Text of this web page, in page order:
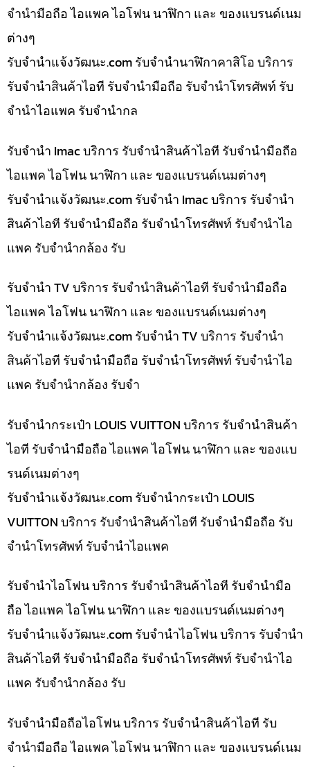
จำนำมือถือ ไอแพค ไอโฟน นาฬิกา และ ของแบรนด์เนม
ต่างๆ
รับจํานําแจ้งวัฒนะ.com รับจำนำนาฬิกาคาสิโอ บริการ
รับจำนำสินค้าไอที รับจำนำมือถือ รับจำนำโทรศัพท์ รับ
จำนำไอแพค รับจำนำกล
รับจำนำ Imac บริการ รับจำนำสินค้าไอที รับจำนำมือถือ
ไอแพค ไอโฟน นาฬิกา และ ของแบรนด์เนมต่างๆ
รับจํานําแจ้งวัฒนะ.com รับจำนำ Imac บริการ รับจำนำ
สินค้าไอที รับจำนำมือถือ รับจำนำโทรศัพท์ รับจำนำไอ
แพค รับจำนำกล้อง รับ
รับจำนำ TV บริการ รับจำนำสินค้าไอที รับจำนำมือถือ
ไอแพค ไอโฟน นาฬิกา และ ของแบรนด์เนมต่างๆ
รับจํานําแจ้งวัฒนะ.com รับจำนำ TV บริการ รับจำนำ
สินค้าไอที รับจำนำมือถือ รับจำนำโทรศัพท์ รับจำนำไอ
แพค รับจำนำกล้อง รับจำ
รับจำนำกระเป๋า LOUIS VUITTON บริการ รับจำนำสินค้า
ไอที รับจำนำมือถือ ไอแพค ไอโฟน นาฬิกา และ ของแบ
รนด์เนมต่างๆ
รับจํานําแจ้งวัฒนะ.com รับจำนำกระเป๋า LOUIS
VUITTON บริการ รับจำนำสินค้าไอที รับจำนำมือถือ รับ
จำนำโทรศัพท์ รับจำนำไอแพค
รับจำนำไอโฟน บริการ รับจำนำสินค้าไอที รับจำนำมือ
ถือ ไอแพค ไอโฟน นาฬิกา และ ของแบรนด์เนมต่างๆ
รับจํานําแจ้งวัฒนะ.com รับจำนำไอโฟน บริการ รับจำนำ
สินค้าไอที รับจำนำมือถือ รับจำนำโทรศัพท์ รับจำนำไอ
แพค รับจำนำกล้อง รับ
รับจำนำมือถือไอโฟน บริการ รับจำนำสินค้าไอที รับ
จำนำมือถือ ไอแพค ไอโฟน นาฬิกา และ ของแบรนด์เนม